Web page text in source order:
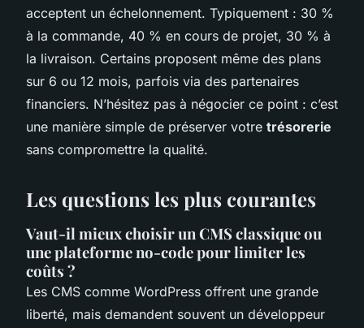
acceptent un échelonnement. Typiquement : 30 %
à la commande, 40 % en cours de projet, 30 % à
la livraison. Certains proposent même des plans
sur 6 ou 12 mois, parfois via des partenaires
financiers. N’hésitez pas à négocier ce point : c’est
une manière simple de préserver votre trésorerie
sans compromettre la qualité.
Les questions les plus courantes
Vaut-il mieux choisir un CMS classique ou
une plateforme no-code pour limiter les
coûts ?
Les CMS comme WordPress offrent une grande
liberté, mais demandent souvent un développeur